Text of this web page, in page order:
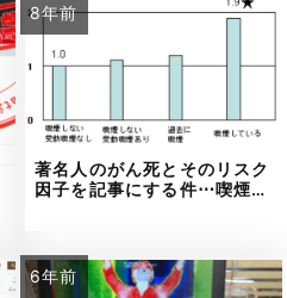
8年前
著名人のがん死とそのリスク
因子を記事にする件⋯喫煙…
6年前